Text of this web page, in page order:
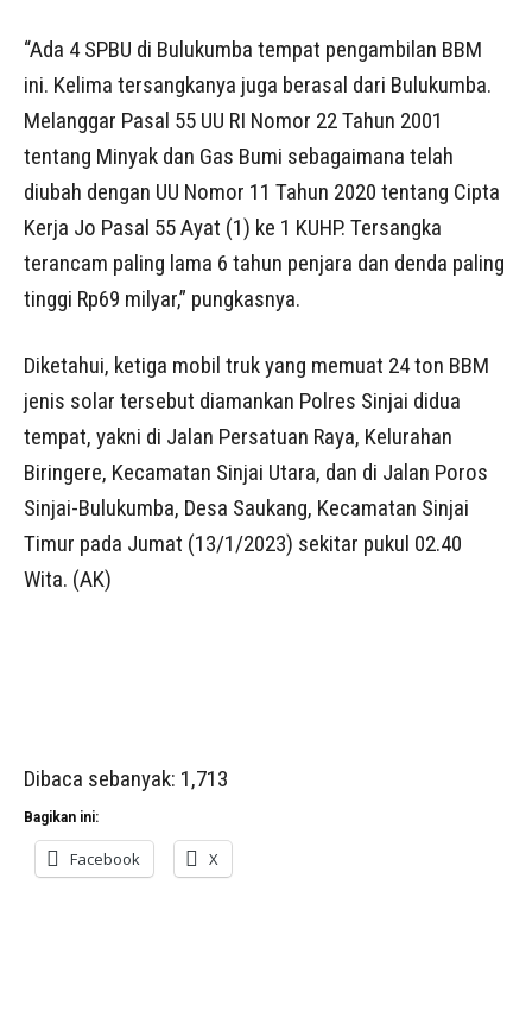
“Ada 4 SPBU di Bulukumba tempat pengambilan BBM
ini. Kelima tersangkanya juga berasal dari Bulukumba.
Melanggar Pasal 55 UU RI Nomor 22 Tahun 2001
tentang Minyak dan Gas Bumi sebagaimana telah
diubah dengan UU Nomor 11 Tahun 2020 tentang Cipta
Kerja Jo Pasal 55 Ayat (1) ke 1 KUHP. Tersangka
terancam paling lama 6 tahun penjara dan denda paling
tinggi Rp69 milyar,” pungkasnya.
Diketahui, ketiga mobil truk yang memuat 24 ton BBM
jenis solar tersebut diamankan Polres Sinjai didua
tempat, yakni di Jalan Persatuan Raya, Kelurahan
Biringere, Kecamatan Sinjai Utara, dan di Jalan Poros
Sinjai-Bulukumba, Desa Saukang, Kecamatan Sinjai
Timur pada Jumat (13/1/2023) sekitar pukul 02.40
Wita. (AK)
Dibaca sebanyak: 1,713
Bagikan ini:
Facebook X